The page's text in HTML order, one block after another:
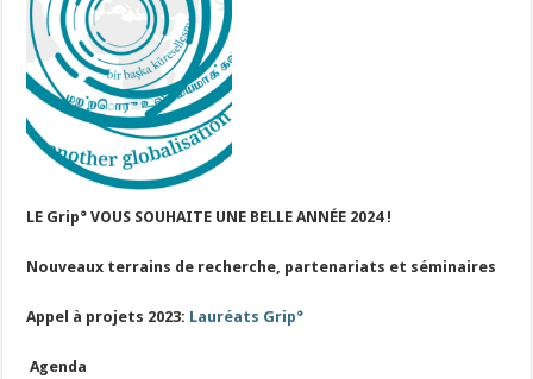
LE Grip° VOUS SOUHAITE UNE BELLE ANNÉE 2024 !
Nouveaux terrains de recherche, partenariats et séminaires
Appel à projets 2023: Lauréats Grip°
Agenda